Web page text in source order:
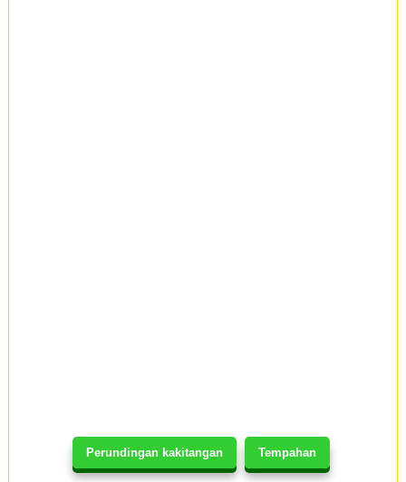
Perundingan kakitangan Tempahan